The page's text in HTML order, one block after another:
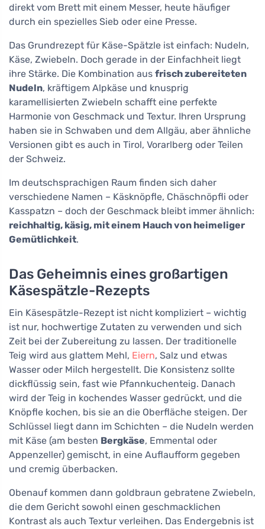
direkt vom Brett mit einem Messer, heute häufiger
durch ein spezielles Sieb oder eine Presse.
Das Grundrezept für Käse-Spätzle ist einfach: Nudeln,
Käse, Zwiebeln. Doch gerade in der Einfachheit liegt
ihre Stärke. Die Kombination aus frisch zubereiteten
Nudeln, kräftigem Alpkäse und knusprig
karamellisierten Zwiebeln schafft eine perfekte
Harmonie von Geschmack und Textur. Ihren Ursprung
haben sie in Schwaben und dem Allgäu, aber ähnliche
Versionen gibt es auch in Tirol, Vorarlberg oder Teilen
der Schweiz.
Im deutschsprachigen Raum finden sich daher
verschiedene Namen – Käsknöpfle, Chäschnöpfli oder
Kasspatzn – doch der Geschmack bleibt immer ähnlich:
reichhaltig, käsig, mit einem Hauch von heimeliger
Gemütlichkeit.
Das Geheimnis eines großartigen
Käsespätzle-Rezepts
Ein Käsespätzle-Rezept ist nicht kompliziert – wichtig
ist nur, hochwertige Zutaten zu verwenden und sich
Zeit bei der Zubereitung zu lassen. Der traditionelle
Teig wird aus glattem Mehl, Eiern, Salz und etwas
Wasser oder Milch hergestellt. Die Konsistenz sollte
dickflüssig sein, fast wie Pfannkuchenteig. Danach
wird der Teig in kochendes Wasser gedrückt, und die
Knöpfle kochen, bis sie an die Oberfläche steigen. Der
Schlüssel liegt dann im Schichten – die Nudeln werden
mit Käse (am besten Bergkäse, Emmental oder
Appenzeller) gemischt, in eine Auflaufform gegeben
und cremig überbacken.
Obenauf kommen dann goldbraun gebratene Zwiebeln,
die dem Gericht sowohl einen geschmacklichen
Kontrast als auch Textur verleihen. Das Endergebnis ist